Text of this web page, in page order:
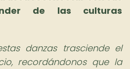
de las culturas
danzas trasciende el
recordándonos que la